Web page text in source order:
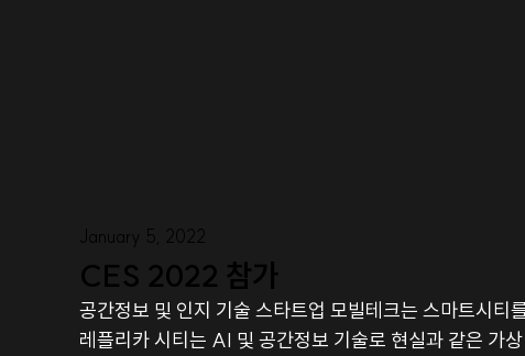
January 5, 2022
CES 2022 참가
공간정보 및 인지 기술 스타트업 모빌테크는 스마트시
레플리카 시티는 AI 및 공간정보 기술로 현실과 같은 가